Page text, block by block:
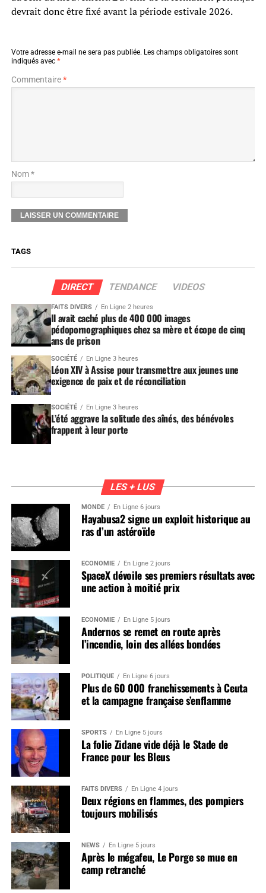
devrait donc être fixé avant la période estivale 2026.
Votre adresse e-mail ne sera pas publiée. Les champs obligatoires sont
indiqués avec *
Commentaire*
Nom *
TAGS
DIRECT TENDANCE VIDEOS
FAITS DIVERS En Ligne 2 heures
Il avait caché plus de 400 000 images
pédopornographiques chez sa mère et écope de cinq
ans de prison
SOCIÉTÉ En Ligne 3 heures
Léon XIV à Assise pour transmettre aux jeunes une
exigence de paix et de réconciliation
SOCIÉTÉ En Ligne 3 heures
L’été aggrave la solitude des aînés, des bénévoles
frappent à leur porte
LES + LUS
MONDE En Ligne 6 jours
Hayabusa2 signe un exploit historique au
ras d’un astéroïde
ÉCONOMIE En Ligne 2 jours
SpaceX dévoile ses premiers résultats avec
une action à moitié prix
ÉCONOMIE En Ligne 5 jours
Andernos se remet en route après
l’incendie, loin des allées bondées
POLITIQUE En Ligne 6 jours
Plus de 60 000 franchissements à Ceuta
et la campagne française s’enflamme
SPORTS En Ligne 5 jours
La folie Zidane vide déjà le Stade de
France pour les Bleus
FAITS DIVERS En Ligne 4 jours
Deux régions en flammes, des pompiers
toujours mobilisés
NEWS En Ligne 5 jours
Après le mégafeu, Le Porge se mue en
camp retranché